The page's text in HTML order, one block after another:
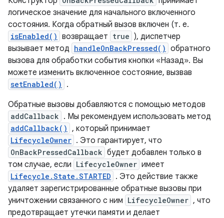
логическое значение для начального включенного
состояния. Когда обратный вызов включен (т. е.
isEnabled() возвращает true ), диспетчер
вызывает метод handleOnBackPressed() обратного
вызова для обработки события кнопки «Назад». Вы
можете изменить включенное состояние, вызвав
setEnabled()
.
Обратные вызовы добавляются с помощью методов
addCallback . Мы рекомендуем использовать метод
addCallback() , который принимает
LifecycleOwner . Это гарантирует, что
OnBackPressedCallback будет добавлен только в
том случае, если LifecycleOwner имеет
Lifecycle.State.STARTED . Это действие также
удаляет зарегистрированные обратные вызовы при
уничтожении связанного с ним LifecycleOwner , что
предотвращает утечки памяти и делает